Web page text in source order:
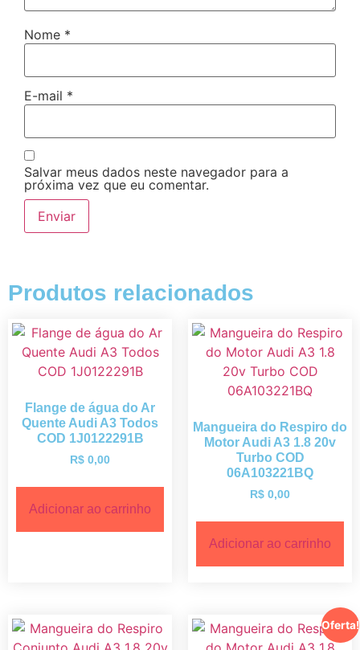
Nome *
E-mail *
Salvar meus dados neste navegador para a
próxima vez que eu comentar.
Produtos relacionados
Flange de água do Ar
Quente Audi A3 Todos
COD 1J0122291B
R$ 0,00
Adicionar ao carrinho
Mangueira do Respiro do
Motor Audi A3 1.8 20v
Turbo COD
06A103221BQ
R$ 0,00
Adicionar ao carrinho
Oferta!